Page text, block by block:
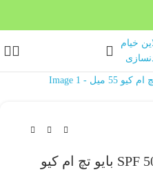
کرم ضد آفتاب ضد لک SPF 50 بایو تچ ام کیو